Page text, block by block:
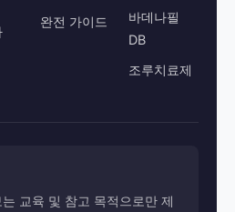
완전 가이드
바데나필
DB
조루치료제
교육 및 참고 목적으로만 제